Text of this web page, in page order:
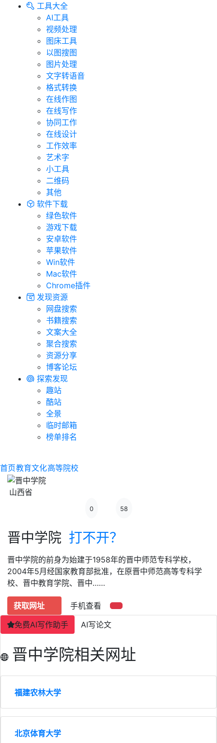
工具大全
AI工具
视频处理
图床工具
以图搜图
图片处理
文字转语音
格式转换
在线作图
在线写作
协同工作
在线设计
工作效率
艺术字
小工具
二维码
其他
软件下载
绿色软件
游戏下载
安卓软件
苹果软件
Win软件
Mac软件
Chrome插件
发现资源
网盘搜索
书籍搜索
文案大全
聚合搜索
资源分享
博客论坛
探索发现
趣站
酷站
全景
临时邮箱
榜单排名
首页教育文化高等院校
山西省
0 58
晋中学院 打不开？
晋中学院的前身为始建于1958年的晋中师范专科学校，
2004年5月经国家教育部批准，在原晋中师范高等专科学
校、晋中教育学院、晋中……
获取网址
手机查看
免费AI写作助手
AI写论文
晋中学院相关网址
福建农林大学
北京体育大学